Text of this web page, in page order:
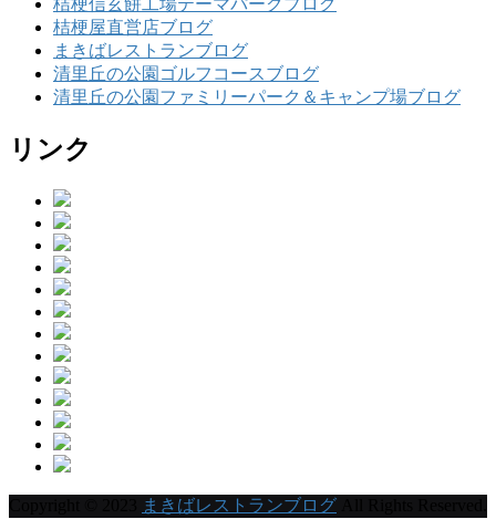
桔梗信玄餅工場テーマパークブログ
桔梗屋直営店ブログ
まきばレストランブログ
清里丘の公園ゴルフコースブログ
清里丘の公園ファミリーパーク＆キャンプ場ブログ
リンク
まきばレストランブログ